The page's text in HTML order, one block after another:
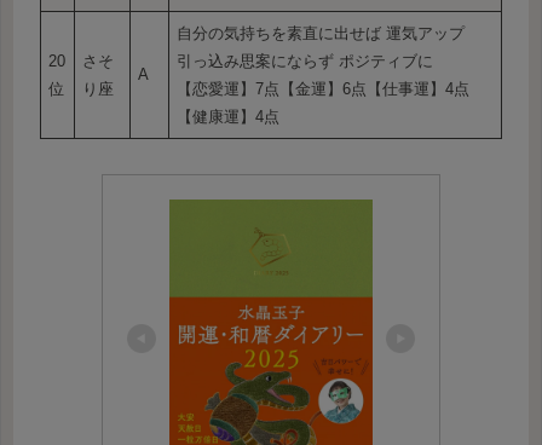
20
位
さそ
り座
A
自分の気持ちを素直に出せば 運気アップ
引っ込み思案にならず ポジティブに
【恋愛運】7点【金運】6点【仕事運】4点
【健康運】4点